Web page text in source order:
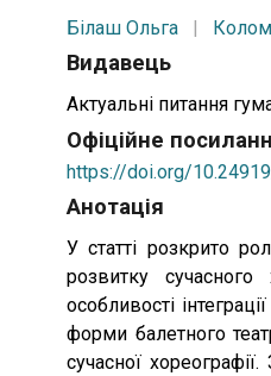
Білаш Ольга |
Видавець
Актуальнi питання
Офіційне
https://doi.org/
Анотація
У статті розкрито
розвитку сучасного
особливості
форми балетного
сучасної